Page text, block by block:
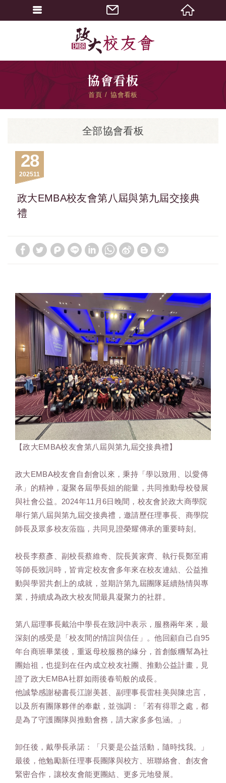
協會看板
首頁 協會看板
全部協會看板
28
11
2025
政大EMBA校友會第八屆與第九屆交接典
禮
【政大EMBA校友會第八屆與第九屆交接典禮】
政大EMBA校友會自創會以來，秉持「學以致用、以愛傳
承」的精神，凝聚各屆學長姐的能量，共同推動母校發展
與社會公益。2024年11月6日晚間，校友會於政大商學院
舉行第八屆與第九屆交接典禮，邀請歷任理事長、商學院
師長及眾多校友蒞臨，共同見證榮耀傳承的重要時刻。
校長李蔡彥、副校長蔡維奇、院長黃家齊、執行長鄭至甫
等師長致詞時，皆肯定校友會多年來在校友連結、公益推
動與學習共創上的成就，並期許第九屆團隊延續熱情與專
業，持續成為政大校友間最具凝聚力的社群。
第八屆理事長戴治中學長在致詞中表示，服務兩年來，最
深刻的感受是「校友間的情誼與信任」。他回顧自己自95
年台商班畢業後，重返母校服務的緣分，首創飯糰幫為社
團始祖，也提到在任內成立校友社團、推動公益計畫，見
證了政大EMBA社群如雨後春筍般的成長。
他誠摯感謝秘書長江謝美甚、副理事長雷桂美與陳忠言，
以及所有團隊夥伴的奉獻，並強調：「若有得罪之處，都
是為了守護團隊與推動會務，請大家多多包涵。」
卸任後，戴學長承諾：「只要是公益活動，隨時找我。」
最後，他勉勵新任理事長團隊與校方、班聯絡會、創友會
緊密合作，讓校友會能更團結、更多元地發展。